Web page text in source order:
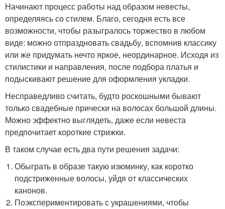
Начинают процесс работы над образом невесты,
определяясь со стилем. Благо, сегодня есть все
возможности, чтобы разыгралось торжество в любом
виде: можно отпраздновать свадьбу, вспомнив классику
или же придумать нечто яркое, неординарное. Исходя из
стилистики и направления, после подбора платья и
подыскивают решение для оформления укладки.
Несправедливо считать, будто роскошными бывают
только свадебные прически на волосах большой длины.
Можно эффектно выглядеть, даже если невеста
предпочитает короткие стрижки.
В таком случае есть два пути решения задачи:
Обыграть в образе такую изюминку, как коротко
подстриженные волосы, уйдя от классических
канонов.
Поэкспериментировать с украшениями, чтобы